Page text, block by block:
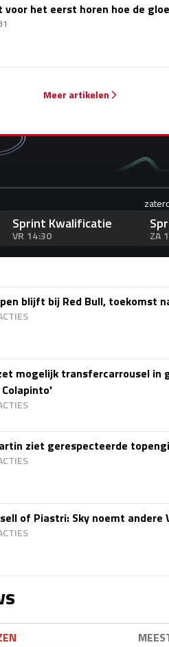
voor het eerst horen hoe de
Meer artikelen
Sprint Kwalificatie
VR 14:30 ZA
blijft bij Red Bull, toekomst
mogelijk transfercarrousel in
Colapinto'
ziet gerespecteerde
of Piastri: Sky noemt